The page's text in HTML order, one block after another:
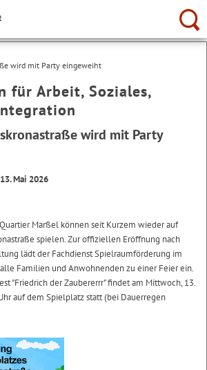
wird mit Party eingeweiht
für Arbeit, Soziales,
wird mit Party
Mai 2026
Marßel können seit Kurzem wieder auf
spielen. Zur offiziellen Eröffnung nach
lädt der Fachdienst Spielraumförderung im
Familien und Anwohnenden zu einer Feier ein.
"Friedrich der Zaubererrr" findet am Mittwoch, 13.
auf dem Spielplatz statt (bei Dauerregen